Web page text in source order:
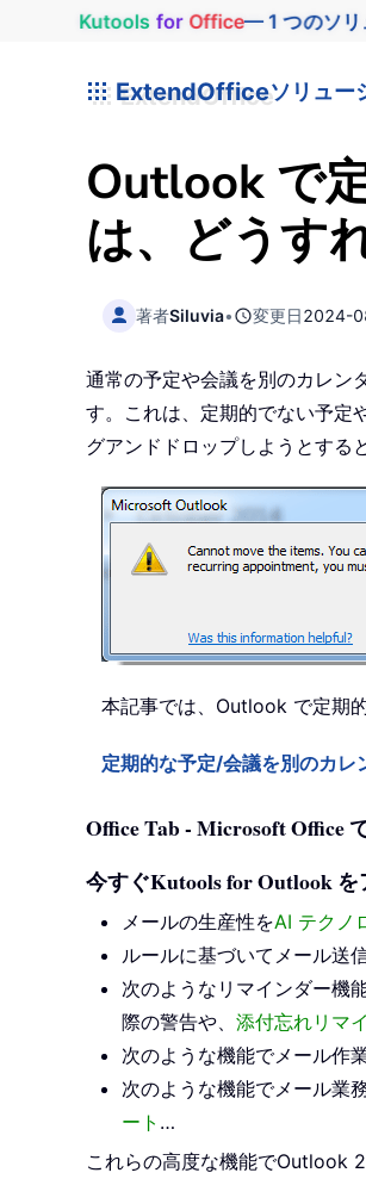
Kutools for Office— 1 つのソリ
ExtendOfficeソリュー
Outlook で
は、どうす
著者Siluvia• 変更日2024-
通常の予定や会議を別のカレン
す。これは、定期的でない予定
グアンドドロップしようとする
本記事では、Outlook で定期
定期的な予定/会議を別のカレ
Office Tab - Microsoft Office
今すぐKutools for Outlook
メールの生産性をAI テクノ
ルールに基づいてメール送
次のようなリマインダー機
際の警告や、 添付忘れリマ
次のような機能でメール作
次のような機能でメール業
ート …
これらの高度な機能でOutlook